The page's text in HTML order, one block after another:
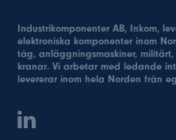
Industrikomponenter AB, Inkom,
elektroniska komponenter inom
tåg, anläggningsmaskiner,
kranar. Vi arbetar med ledande
levererar inom hela Norden från